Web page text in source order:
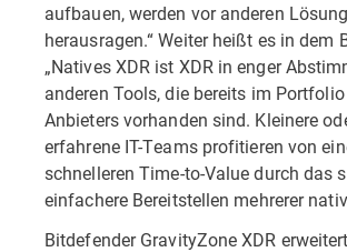
aufbauen, werden vor anderen
herausragen.“ Weiter heißt es in dem
„Natives XDR ist XDR in enger
anderen Tools, die bereits im
Anbieters vorhanden sind. Kleinere
erfahrene IT-Teams profitieren von
schnelleren Time-to-Value durch das
einfachere Bereitstellen mehrerer
Bitdefender GravityZone XDR